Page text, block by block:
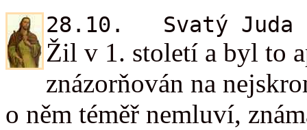
28.10. Svatý Juda
Žil v 1. století a byl to
znázorňován na
o něm téměř nemluví,